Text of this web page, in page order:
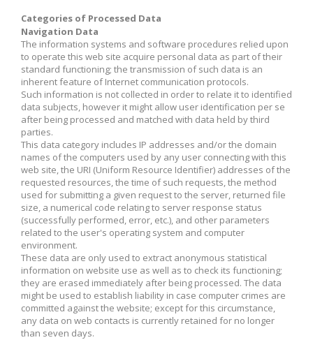
Categories of Processed Data
Navigation Data
The information systems and software procedures relied upon
to operate this web site acquire personal data as part of their
standard functioning; the transmission of such data is an
inherent feature of Internet communication protocols.
Such information is not collected in order to relate it to identified
data subjects, however it might allow user identification per se
after being processed and matched with data held by third
parties.
This data category includes IP addresses and/or the domain
names of the computers used by any user connecting with this
web site, the URI (Uniform Resource Identifier) addresses of the
requested resources, the time of such requests, the method
used for submitting a given request to the server, returned file
size, a numerical code relating to server response status
(successfully performed, error, etc.), and other parameters
related to the user's operating system and computer
environment.
These data are only used to extract anonymous statistical
information on website use as well as to check its functioning;
they are erased immediately after being processed. The data
might be used to establish liability in case computer crimes are
committed against the website; except for this circumstance,
any data on web contacts is currently retained for no longer
than seven days.